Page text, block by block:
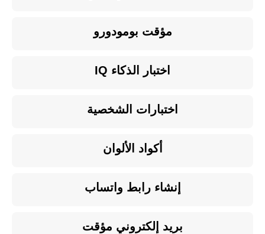
مؤقت بومودورو
اختبار الذكاء IQ
اختبارات الشخصية
أكواد الألوان
إنشاء رابط واتساب
بريد إلكتروني مؤقت